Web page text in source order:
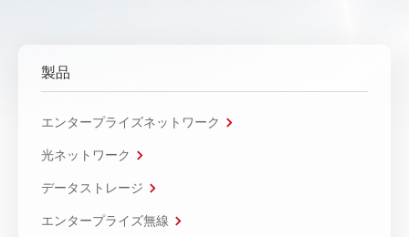
製品
エンタープライズネットワーク
光ネットワーク
データストレージ
エンタープライズ無線